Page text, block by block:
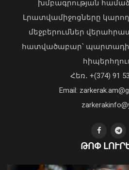
08 Օգոստոս, 2026 22:11
են «Հույս բոլոր մարդկանց»
դեմ ծանր պայքարում»․
հեռացել է Արսեն Ասլանյանը
04 Օգոստոս, 2026 19:12
խմբագրության
Լրատվամիջոցները կարող
մեջբերումներ
հատվածաբար՝
Հեռ․ +(374) 91
Email:
ԹՈՓ